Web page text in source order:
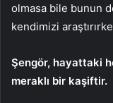
olmasa bile bunun
kendimizi
Şengör, hayattaki
meraklı bir kaşiftir.